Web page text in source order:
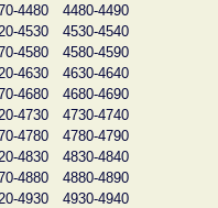
4480
4480-4490
4530
4530-4540
4580
4580-4590
4630
4630-4640
4680
4680-4690
4730
4730-4740
4780
4780-4790
4830
4830-4840
4880
4880-4890
4930
4930-4940